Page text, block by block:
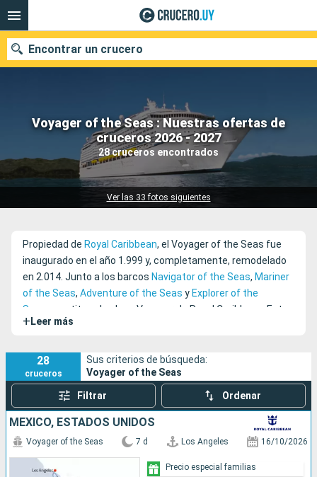
Voyager of the Seas : Nuestras ofertas de
cruceros 2026 - 2027
28 cruceros encontrados
Ver las 33 fotos siguientes
Encontrar un crucero
Nuestros destinos
Fecha de salida
Propiedad de Royal Caribbean, el Voyager of the Seas fue
inaugurado en el año 1.999 y, completamente, remodelado
en 2.014. Junto a los barcos Navigator of the Seas, Mariner
of the Seas, Adventure of the Seas y Explorer of the
Seas
constituye la clase Voyager de Royal Caribbean. Este
barco es conocido por sus numerosos entretenimientos.
+ Leer más
28
cruceros
Sus criterios de búsqueda:
Voyager of the Seas
Filtrar Ordenar
MÉXICO, ESTADOS UNIDOS
Voyager of the Seas 7 d Los Angeles 16/10/2026
Precio especial familias